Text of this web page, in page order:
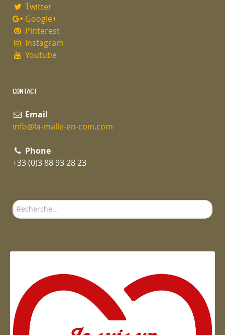
Twitter
Google+
Pinterest
Instagram
Youtube
CONTACT
Email
info@la-malle-en-coin.com
Phone
+33 (0)3 88 93 28 23
Rechercher